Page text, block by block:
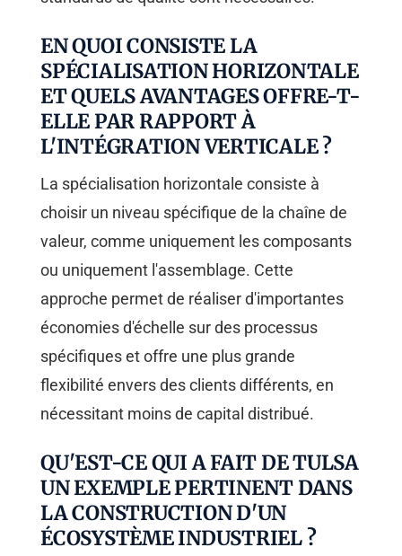
EN QUOI CONSISTE LA
SPÉCIALISATION HORIZONTALE
ET QUELS AVANTAGES OFFRE-T-
ELLE PAR RAPPORT À
L'INTÉGRATION VERTICALE ?
La spécialisation horizontale consiste à
choisir un niveau spécifique de la chaîne de
valeur, comme uniquement les composants
ou uniquement l'assemblage. Cette
approche permet de réaliser d'importantes
économies d'échelle sur des processus
spécifiques et offre une plus grande
flexibilité envers des clients différents, en
nécessitant moins de capital distribué.
QU'EST-CE QUI A FAIT DE TULSA
UN EXEMPLE PERTINENT DANS
LA CONSTRUCTION D'UN
ÉCOSYSTÈME INDUSTRIEL ?